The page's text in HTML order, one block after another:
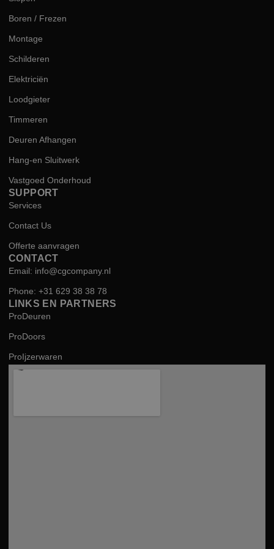
Boren / Frezen
Montage
Schilderen
Elektriciën
Loodgieter
Timmeren
Deuren Afhangen
Hang-en Sluitwerk
Vastgoed Onderhoud
SUPPORT
Services
Contact Us
Offerte aanvragen
CONTACT
Email: info@cgcompany.nl
Phone: +31 629 38 38 78
LINKS EN PARTNERS
ProDeuren
ProDoors
ProIjzerwaren